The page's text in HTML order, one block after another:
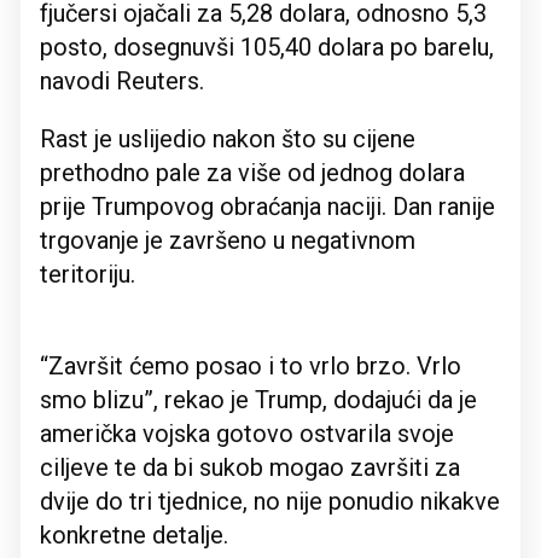
fjučersi ojačali za 5,28 dolara, odnosno 5,3
posto, dosegnuvši 105,40 dolara po barelu,
navodi Reuters.
Rast je uslijedio nakon što su cijene
prethodno pale za više od jednog dolara
prije Trumpovog obraćanja naciji. Dan ranije
trgovanje je završeno u negativnom
teritoriju.
“Završit ćemo posao i to vrlo brzo. Vrlo
smo blizu”, rekao je Trump, dodajući da je
američka vojska gotovo ostvarila svoje
ciljeve te da bi sukob mogao završiti za
dvije do tri tjednice, no nije ponudio nikakve
konkretne detalje.